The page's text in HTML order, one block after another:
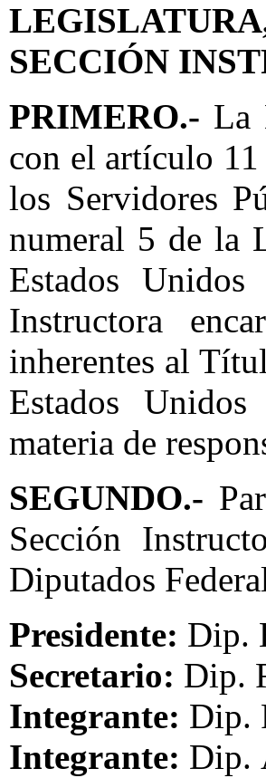
SECCIÓN
PRIMERO.- La
con el artículo 11
los Servidores
numeral 5 de la
Estados
Instructora
inherentes al
Estados
materia de
SEGUNDO.-
Sección
Diputados
Presidente: Dip.
Secretario: Dip.
Integrante: Dip.
Integrante: Dip.